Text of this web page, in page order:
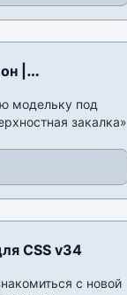
|
v34
модельку под
закалка»
CSS v34
с новой